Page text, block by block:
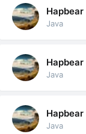
Hapbear
Java
Hapbear
Java
Hapbear
Java